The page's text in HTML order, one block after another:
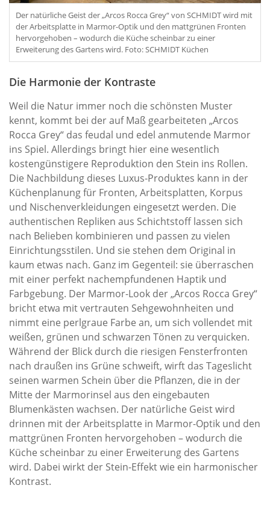
Der natürliche Geist der „Arcos Rocca Grey“ von SCHMIDT wird mit
der Arbeitsplatte in Marmor-Optik und den mattgrünen Fronten
hervorgehoben – wodurch die Küche scheinbar zu einer
Erweiterung des Gartens wird. Foto: SCHMIDT Küchen
Die Harmonie der Kontraste
Weil die Natur immer noch die schönsten Muster
kennt, kommt bei der auf Maß gearbeiteten „Arcos
Rocca Grey“ das feudal und edel anmutende Marmor
ins Spiel. Allerdings bringt hier eine wesentlich
kostengünstigere Reproduktion den Stein ins Rollen.
Die Nachbildung dieses Luxus-Produktes kann in der
Küchenplanung für Fronten, Arbeitsplatten, Korpus
und Nischenverkleidungen eingesetzt werden. Die
authentischen Repliken aus Schichtstoff lassen sich
nach Belieben kombinieren und passen zu vielen
Einrichtungsstilen. Und sie stehen dem Original in
kaum etwas nach. Ganz im Gegenteil: sie überraschen
mit einer perfekt nachempfundenen Haptik und
Farbgebung. Der Marmor-Look der „Arcos Rocca Grey“
bricht etwa mit vertrauten Sehgewohnheiten und
nimmt eine perlgraue Farbe an, um sich vollendet mit
weißen, grünen und schwarzen Tönen zu verquicken.
Während der Blick durch die riesigen Fensterfronten
nach draußen ins Grüne schweift, wirft das Tageslicht
seinen warmen Schein über die Pflanzen, die in der
Mitte der Marmorinsel aus den eingebauten
Blumenkästen wachsen. Der natürliche Geist wird
drinnen mit der Arbeitsplatte in Marmor-Optik und den
mattgrünen Fronten hervorgehoben – wodurch die
Küche scheinbar zu einer Erweiterung des Gartens
wird. Dabei wirkt der Stein-Effekt wie ein harmonischer
Kontrast.